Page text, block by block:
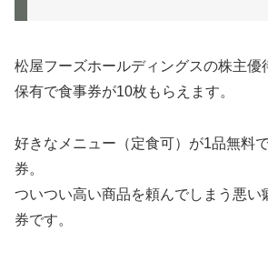
松屋フーズホールディングスの株主優
保有で食事券が10枚もらえます。
好きなメニュー（定食可）が1品無料
券。
ついつい高い商品を頼んでしまう悪い
券です。